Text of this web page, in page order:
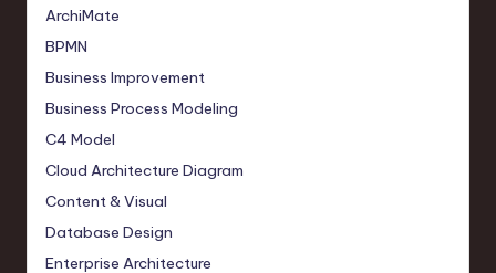
ArchiMate
BPMN
Business Improvement
Business Process Modeling
C4 Model
Cloud Architecture Diagram
Content & Visual
Database Design
Enterprise Architecture